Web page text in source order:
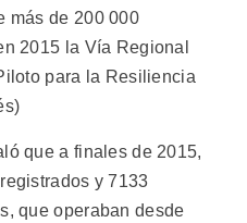
más de 200 000
2015 la Vía Regional
para la Resiliencia
que a finales de 2015,
y 7133
que operaban desde